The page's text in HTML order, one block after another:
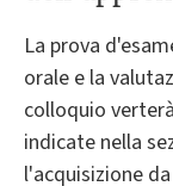
La prova
orale e la
colloquio
indicate nella
l'acquisizione